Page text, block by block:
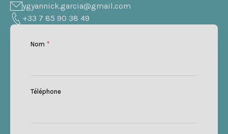
ygyannick.garcia@gmail.com
+33 7 85 90 38 49
Nom *
Téléphone